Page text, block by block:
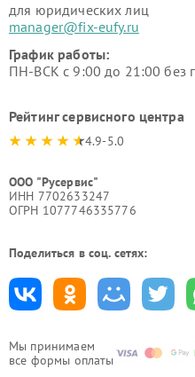
Мы принимаем
все формы оплаты
для юридических лиц
manager@fix-eufy.ru
График работы:
ПН-ВСК с 9:00 до 21:00 без
Рейтинг сервисного центра
4.9-5.0
ООО "Русервис"
ИНН 7702633247
ОГРН 1077746335776
Поделиться в соц. сетях: